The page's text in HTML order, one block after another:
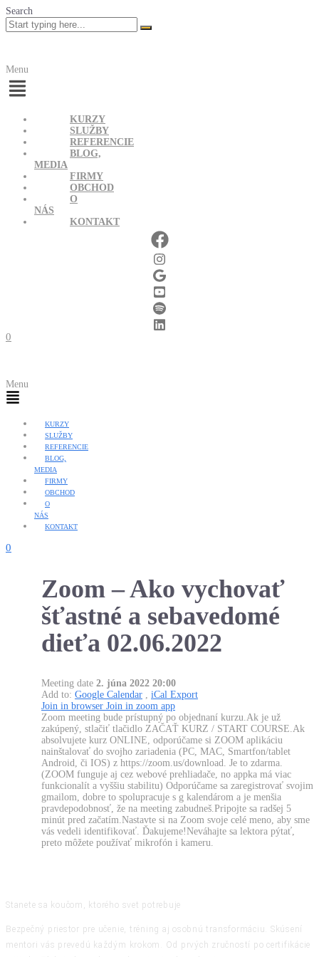
Search
Menu
KURZY
SLUŽBY
REFERENCIE
BLOG,
MEDIA
FIRMY
OBCHOD
O
NÁS
KONTAKT
0
Menu
KURZY
SLUŽBY
REFERENCIE
BLOG,
MEDIA
FIRMY
OBCHOD
O
NÁS
KONTAKT
0
Zoom – Ako vychovať
šťastné a sebavedomé
dieťa 02.06.2022
Meeting date 2. júna 2022 20:00
Add to: Google Calendar , iCal Export
Join in browser Join in zoom app
Zoom meeting bude prístupný po objednaní kurzu.Ak je už
zakúpený, stlačiť tlačidlo ZAČAŤ KURZ / START COURSE.Ak
absolvujete kurz ONLINE, odporúčame si ZOOM aplikáciu
nainštalovať do svojho zariadenia (PC, MAC, Smartfon/tablet
Android, či IOS) z https://zoom.us/download. Je to zdarma.
(ZOOM funguje aj cez webové prehliadače, no appka má viac
funkcionalít a vyššiu stabilitu) Odporúčame sa zaregistrovať svojim
gmailom, dobre to spolupracuje s g kalendárom a je menšia
pravdepodobnosť, že na meeting zabudneš.Pripojte sa radšej 5
minút pred začatím.Nastavte si na Zoom svoje celé meno, aby sme
vás vedeli identifikovať. Ďakujeme!Neváhajte sa lektora pýtať,
preto môžete používať mikrofón i kameru.
Stanete sa koučom, ktorého svet potrebuje
Bezpečný priestor pre učenie, tréning aj osobnú transformáciu. Skúsení
mentori vás prevedú každým krokom. Od prvých zručností po certifikácie